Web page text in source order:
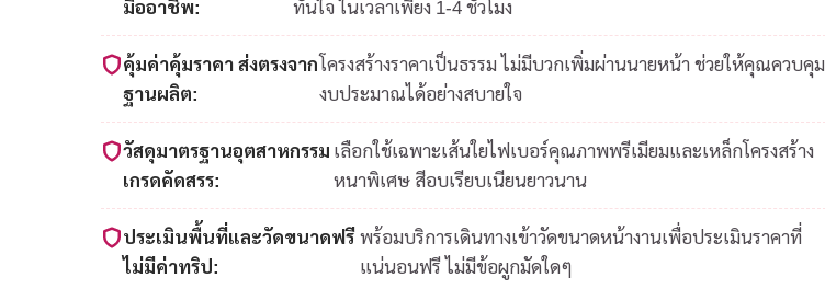
มืออาชีพ:
ทันใจ ในเวลาเพียง 1-4 ชั่วโมง
คุ้มค่าคุ้มราคา ส่งตรงจาก
ฐานผลิต:
โครงสร้างราคาเป็นธรรม ไม่มีบวกเพิ่มผ่านนายหน้า ช่วยให้คุณควบคุม
งบประมาณได้อย่างสบายใจ
วัสดุมาตรฐานอุตสาหกรรม
เกรดคัดสรร:
เลือกใช้เฉพาะเส้นใยไฟเบอร์คุณภาพพรีเมียมและเหล็กโครงสร้าง
หนาพิเศษ สีอบเรียบเนียนยาวนาน
ประเมินพื้นที่และวัดขนาดฟรี
ไม่มีค่าทริป:
พร้อมบริการเดินทางเข้าวัดขนาดหน้างานเพื่อประเมินราคาที่
แน่นอนฟรี ไม่มีข้อผูกมัดใดๆ